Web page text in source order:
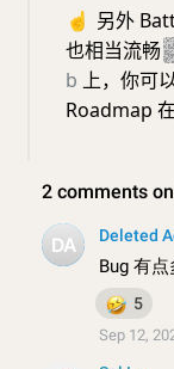
☝️ 另外
也相当流畅
b 上，你可
Roadmap